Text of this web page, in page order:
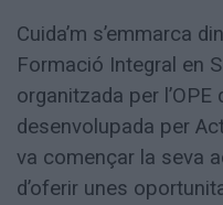
Cuida’m s’emmarca
Formació Integral en
organitzada per l’OPE
desenvolupada per
va començar la seva
d’oferir unes